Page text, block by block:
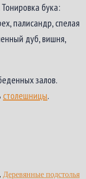
бука:
палисандр, спелая
дуб, вишня,
залов.
столешницы.
, Деревянные подстолья